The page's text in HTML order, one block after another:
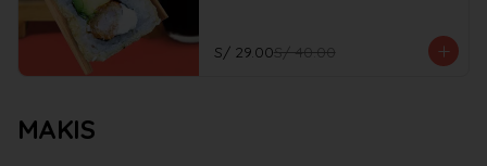
S/ 29.00S/ 40.00
MAKIS